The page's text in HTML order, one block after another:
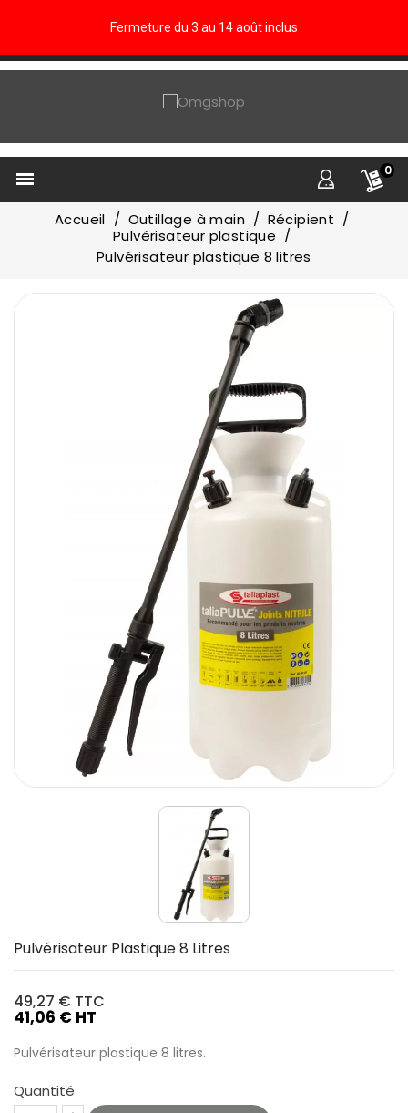
Fermeture du 3 au 14 août inclus
 0
Accueil Outillage à main
Récipient
Pulvérisateur plastique
Pulvérisateur plastique 8 litres
Pulvérisateur Plastique 8 Litres
49,27 € TTC
41,06 € HT
Pulvérisateur plastique 8 litres.
Quantité